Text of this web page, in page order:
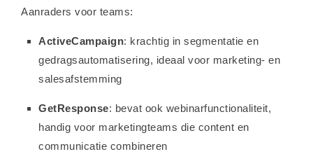
Aanraders voor teams:
ActiveCampaign: krachtig in segmentatie en
gedragsautomatisering, ideaal voor marketing- en
salesafstemming
GetResponse: bevat ook webinarfunctionaliteit,
handig voor marketingteams die content en
communicatie combineren